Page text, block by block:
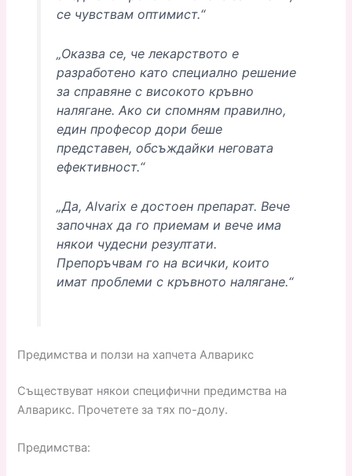
се чувствам оптимист.“
„Оказва се, че лекарството е
разработено като специално решение
за справяне с високото кръвно
налягане. Ако си спомням правилно,
един професор дори беше
представен, обсъждайки неговата
ефективност.“
„Да, Alvarix е достоен препарат. Вече
започнах да го приемам и вече има
някои чудесни резултати.
Препоръчвам го на всички, които
имат проблеми с кръвното налягане.“
Предимства и ползи на хапчета Алварикс
Съществуват някои специфични предимства на
Алварикс. Прочетете за тях по-долу.
Предимства: